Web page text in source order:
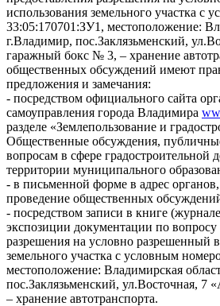
использования земельного участка с
33:05:170701:ЗУ1, местоположение:
г.Владимир, пос.Заклязьменский,
гаражный бокс № 3, – хранение
общественных обсуждений имеют
предложения и замечания:
- посредством официального сайта
самоуправления города Владимира
разделе «Землепользование и
Общественные обсуждения,
вопросам в сфере градостроительной
территории муниципального
- в письменной форме в адрес
проведение общественных
- посредством записи в книге
экспозиции документации по вопросу
разрешения на условно разрешенный
земельного участка с условным
местоположение: Владимирская
пос.Заклязьменский, ул.Восточная,
– хранение автотранспорта.